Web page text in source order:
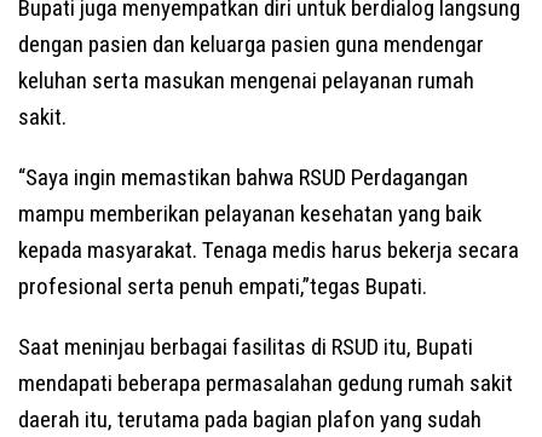
Bupati juga menyempatkan diri untuk berdialog langsung
dengan pasien dan keluarga pasien guna mendengar
keluhan serta masukan mengenai pelayanan rumah
sakit.
“Saya ingin memastikan bahwa RSUD Perdagangan
mampu memberikan pelayanan kesehatan yang baik
kepada masyarakat. Tenaga medis harus bekerja secara
profesional serta penuh empati,”tegas Bupati.
Saat meninjau berbagai fasilitas di RSUD itu, Bupati
mendapati beberapa permasalahan gedung rumah sakit
daerah itu, terutama pada bagian plafon yang sudah